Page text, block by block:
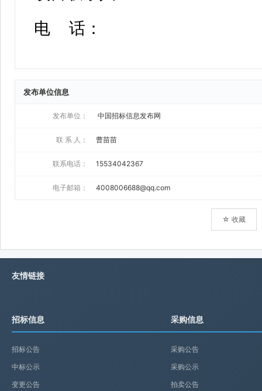
发布单位信息
发布单位： 中国招标信息发布网
联 系 人： 曹苗苗
联系电话： 15534042367
电子邮箱： 4008006688@qq.com
☆ 收藏
友情链接
招标信息
招标公告
中标公示
变更公告
采购信息
采购公告
采购公示
拍卖公告